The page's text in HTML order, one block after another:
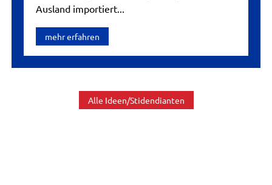
Ausland importiert...
mehr erfahren
Alle Ideen/Stidendianten